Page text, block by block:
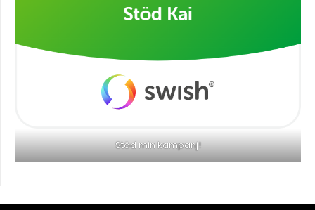
Stöd min kampanj!